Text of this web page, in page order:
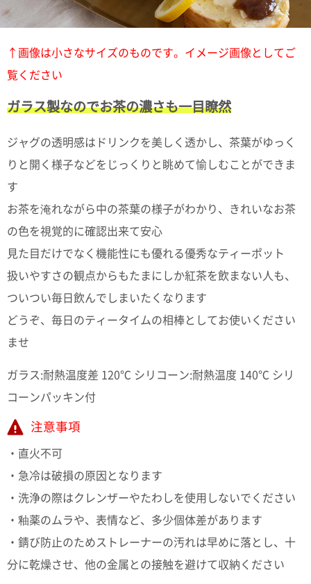
投函
5,500
円以上
無料
↑画像は小さなサイズのものです。イメージ画像としてご
覧ください
ガラス製なのでお茶の濃さも一目瞭然
ジャグの透明感はドリンクを美しく透かし、茶葉がゆっく
りと開く様子などをじっくりと眺めて愉しむことができま
す
お茶を淹れながら中の茶葉の様子がわかり、きれいなお茶
の色を視覚的に確認出来て安心
見た目だけでなく機能性にも優れる優秀なティーポット
扱いやすさの観点からもたまにしか紅茶を飲まない人も、
ついつい毎日飲んでしまいたくなります
どうぞ、毎日のティータイムの相棒としてお使いください
ませ
ガラス:耐熱温度差 120℃ シリコーン:耐熱温度 140℃ シリ
コーンパッキン付
注意事項
・直火不可
・急冷は破損の原因となります
・洗浄の際はクレンザーやたわしを使用しないでください
・釉薬のムラや、表情など、多少個体差があります
・錆び防止のためストレーナーの汚れは早めに落とし、十
分に乾燥させ、他の金属との接触を避けて収納ください